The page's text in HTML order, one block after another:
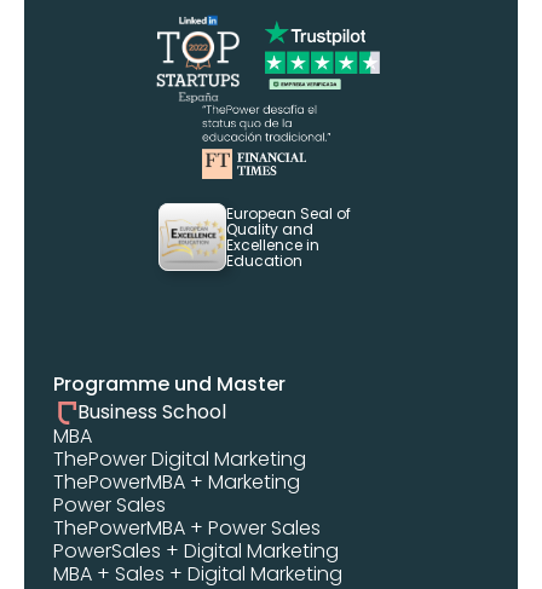
European Seal of
Quality and
Excellence in
Education
Programme und Master
Business School
MBA
ThePower Digital Marketing
ThePowerMBA + Marketing
Power Sales
ThePowerMBA + Power Sales
PowerSales + Digital Marketing
MBA + Sales + Digital Marketing